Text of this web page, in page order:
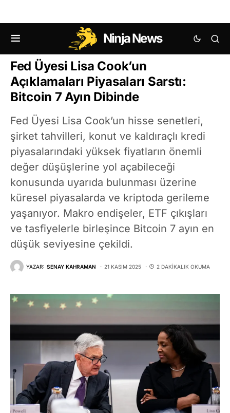
Ninja News
KRIPTO HABERLERI BITCOIN (BTC) HABERLERI
Fed Üyesi Lisa Cook’un
Açıklamaları Piyasaları Sarstı:
Bitcoin 7 Ayın Dibinde
Fed Üyesi Lisa Cook’un hisse senetleri,
şirket tahvilleri, konut ve kaldıraçlı kredi
piyasalarındaki yüksek fiyatların önemli
değer düşüşlerine yol açabileceği
konusunda uyarıda bulunması üzerine
küresel piyasalarda ve kriptoda gerileme
yaşanıyor. Makro endişeler, ETF çıkışları
ve tasfiyelerle birleşince Bitcoin 7 ayın en
düşük seviyesine çekildi.
YAZAR: SENAY KAHRAMAN 21 KASIM 2025 2 DAKIKALIK OKUMA